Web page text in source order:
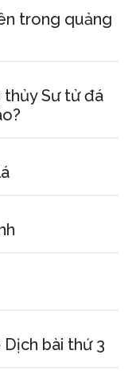
Ủng
trong quảng
thủy Sư tử đá
bài thứ 3